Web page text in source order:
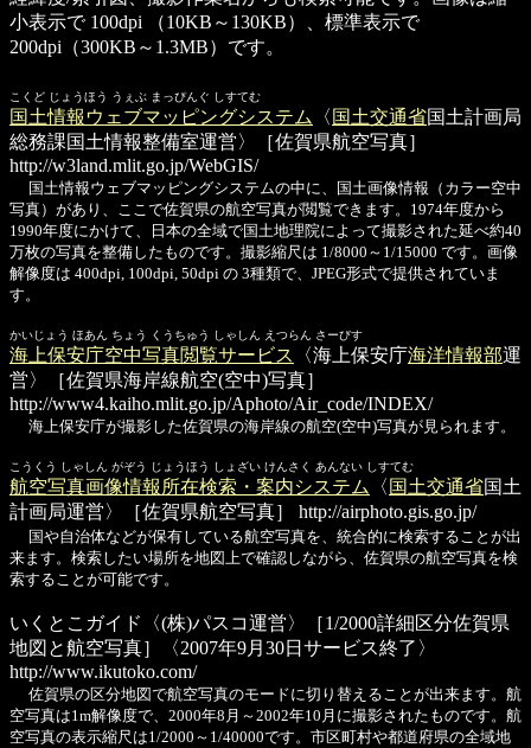
小表示で 100dpi （10KB～130KB）、標準表示で
200dpi（300KB～1.3MB）です。
こくど じょうほう うぇぶ まっぴんぐ しすてむ
国土情報ウェブマッピングシステム 〈 国土交通省国土計画局
総務課国土情報整備室運営〉［佐賀県航空写真］
http://w3land.mlit.go.jp/WebGIS/
国土情報ウェブマッピングシステムの中に、国土画像情報（カラー空中
写真）があり、ここで佐賀県の航空写真が閲覧できます。1974年度から
1990年度にかけて、日本の全域で国土地理院によって撮影された延べ約40
万枚の写真を整備したものです。撮影縮尺は 1/8000～1/15000 です。画像
解像度は 400dpi, 100dpi, 50dpi の 3種類で、JPEG形式で提供されていま
す。
かいじょう ほあん ちょう くうちゅう しゃしん えつらん さーびす
海上保安庁空中写真閲覧サービス 〈海上保安庁海洋情報部運
営〉［佐賀県海岸線航空(空中)写真］
http://www4.kaiho.mlit.go.jp/Aphoto/Air_code/INDEX/
海上保安庁が撮影した佐賀県の海岸線の航空(空中)写真が見られます。
こうくう しゃしん がぞう じょうほう しょざい けんさく あんない しすてむ
航空写真画像情報所在検索・案内システム 〈 国土交通省国土
計画局運営〉［佐賀県航空写真］
http://airphoto.gis.go.jp/
国や自治体などが保有している航空写真を、統合的に検索することが出
来ます。検索したい場所を地図上で確認しながら、佐賀県の航空写真を検
索することが可能です。
いくとこガイド
〈(株)パスコ運営〉［1/2000詳細区分佐賀県
地図と航空写真］〈2007年9月30日サービス終了〉
http://www.ikutoko.com/
佐賀県の区分地図で航空写真のモードに切り替えることが出来ます。航
空写真は1m解像度で、2000年8月～2002年10月に撮影されたものです。航
空写真の表示縮尺は1/2000～1/40000です。市区町村や都道府県の全域地